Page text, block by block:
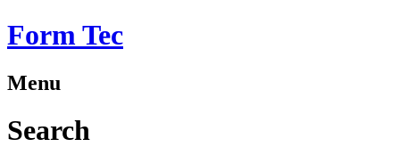
Form Tec
Menu
Search